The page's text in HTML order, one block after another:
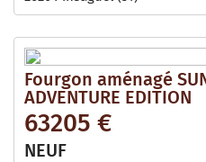
Fourgon aménagé
ADVENTURE EDITION
63205 €
NEUF